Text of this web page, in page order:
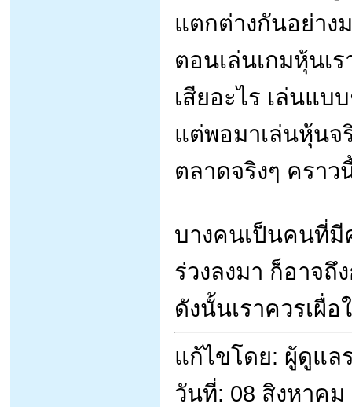
แตกต่างกันอย่าง
ตอนเล่นเกมหุ้นเ
เสียอะไร เล่นแบ
แต่พอมาเล่นหุ้นจ
ตลาดจริงๆ คราว
บางคนเป็นคนที่มี
ร่วงลงมา ก็อาจ
ดังนั้นเราควรเผื่
แก้ไขโดย: ผู้ดูแล
วันที่: 08 สิงหาคม